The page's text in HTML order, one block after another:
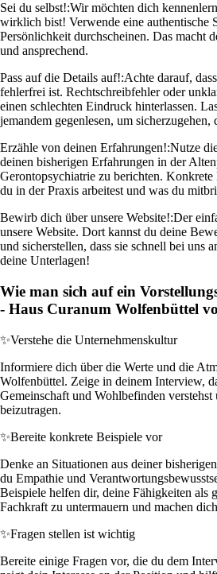
Sei du selbst!:Wir möchten dich
wirklich bist! Verwende eine authentische
Persönlichkeit durchscheinen. Das macht
und ansprechend.
Pass auf die Details auf!:Achte darauf,
fehlerfrei ist. Rechtschreibfehler oder
einen schlechten Eindruck hinterlassen.
jemandem gegenlesen, um sicherzugehen,
Erzähle von deinen Erfahrungen!:Nutze
deinen bisherigen Erfahrungen in der
Gerontopsychiatrie zu berichten.
du in der Praxis arbeitest und was du
Bewirb dich über unsere Website!:Der
unsere Website. Dort kannst du deine
und sicherstellen, dass sie schnell bei uns
deine Unterlagen!
Wie man sich auf ein
- Haus Curanum Wolfenbüttel
✨Verstehe die Unternehmenskultur
Informiere dich über die Werte und die
Wolfenbüttel. Zeige in deinem Interview,
Gemeinschaft und Wohlbefinden
beizutragen.
✨Bereite konkrete Beispiele vor
Denke an Situationen aus deiner
du Empathie und
Beispiele helfen dir, deine Fähigkeiten als
Fachkraft zu untermauern und machen
✨Fragen stellen ist wichtig
Bereite einige Fragen vor, die du dem